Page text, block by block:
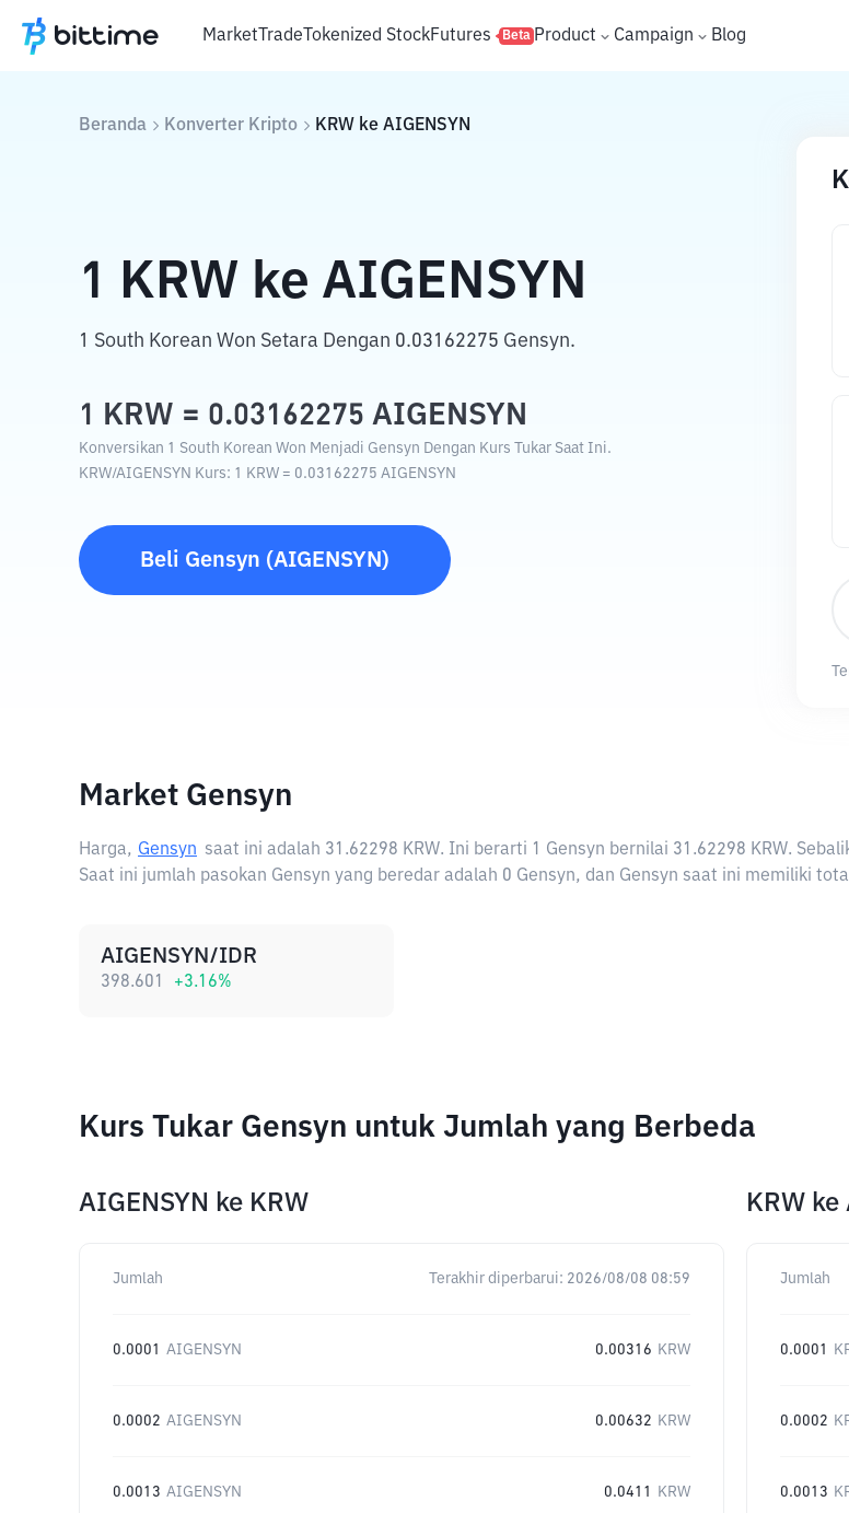
MarketTradeTokenized StockFutures Beta Product Campaign Blog
Beranda Konverter Kripto KRW ke AIGENSYN
1 KRW ke AIGENSYN
1 South Korean Won Setara Dengan 0.03162275 Gensyn.
1 KRW = 0.03162275 AIGENSYN
Konversikan 1 South Korean Won Menjadi Gensyn Dengan Kurs Tukar Saat Ini.
KRW/AIGENSYN Kurs: 1 KRW = 0.03162275 AIGENSYN
Beli Gensyn (AIGENSYN )
Market Gensyn
Harga, Gensyn saat ini adalah 31.62298 KRW. Ini berarti 1 Gensyn bernilai 31.62298 KRW.
Saat ini jumlah pasokan Gensyn yang beredar adalah 0 Gensyn, dan Gensyn saat ini memiliki
AIGENSYN/IDR
398.601 +3.16%
Kurs Tukar Gensyn untuk Jumlah yang Berbeda
AIGENSYN ke KRW
Jumlah Terakhir diperbarui: 2026/08/08 08:59
0.0001 AIGENSYN 0.00316 KRW
0.0002 AIGENSYN 0.00632 KRW
0.0013 AIGENSYN 0.0411 KRW
KRW ke
Jumlah
0.0001
0.0002
0.0013